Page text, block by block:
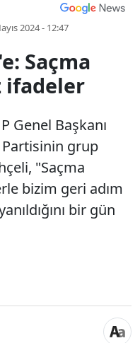
2024 - 12:47
Saçma
ifadeler
Genel Başkanı
grup
"Saçma
bizim geri adım
bir gün